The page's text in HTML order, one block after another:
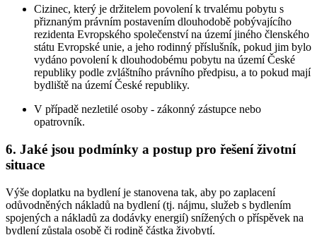
Cizinec, který je držitelem povolení k trvalému pobytu s
přiznaným právním postavením dlouhodobě pobývajícího
rezidenta Evropského společenství na území jiného členského
státu Evropské unie, a jeho rodinný příslušník, pokud jim bylo
vydáno povolení k dlouhodobému pobytu na území České
republiky podle zvláštního právního předpisu, a to pokud mají
bydliště na území České republiky.
V případě nezletilé osoby - zákonný zástupce nebo
opatrovník.
6. Jaké jsou podmínky a postup pro řešení životní
situace
Výše doplatku na bydlení je stanovena tak, aby po zaplacení
odůvodněných nákladů na bydlení (tj. nájmu, služeb s bydlením
spojených a nákladů za dodávky energií) snížených o příspěvek na
bydlení zůstala osobě či rodině částka živobytí.